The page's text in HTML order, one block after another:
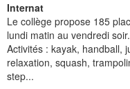
Internat
Le collège propose 185
lundi matin au vendredi soir.
Activités : kayak, handball,
relaxation, squash,
step...